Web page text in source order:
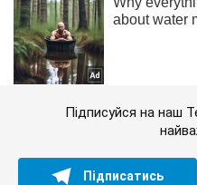
Підписуйся на наш
Підписатись